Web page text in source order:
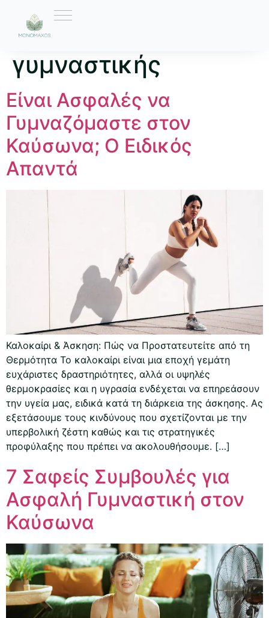
Ετικέτα:
γυμναστικής
Είναι Ασφαλές να
Γυμναζόμαστε στον
Καύσωνα; Ο Ειδικός
Απαντά
Καλοκαίρι & Άσκηση: Πώς να Προστατευτείτε από τη
Θερμότητα Το καλοκαίρι είναι μια εποχή γεμάτη
ευχάριστες δραστηριότητες, αλλά οι υψηλές
θερμοκρασίες και η υγρασία ενδέχεται να επηρεάσουν
την υγεία μας, ειδικά κατά τη διάρκεια της άσκησης. Ας
εξετάσουμε τους κινδύνους που σχετίζονται με την
υπερβολική ζέστη καθώς και τις στρατηγικές
προφύλαξης που πρέπει να ακολουθήσουμε. […]
7 Σαφείς Συμβουλές για
Ασφαλή Γυμναστική στον
Καύσωνα